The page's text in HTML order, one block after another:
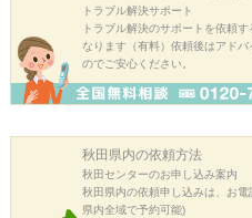
トラブル解決サポート
トラブル解決のサポートを依頼
なります（有料）依頼後はアド
のでご安心ください。
秋田県内の依頼方法
秋田センターのお申し込み案内
秋田県内の依頼申し込みは、お
県内全域で予約可能)